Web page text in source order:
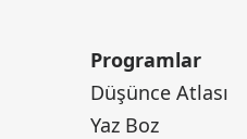
Programlar
Düşünce Atlası
Yaz Boz